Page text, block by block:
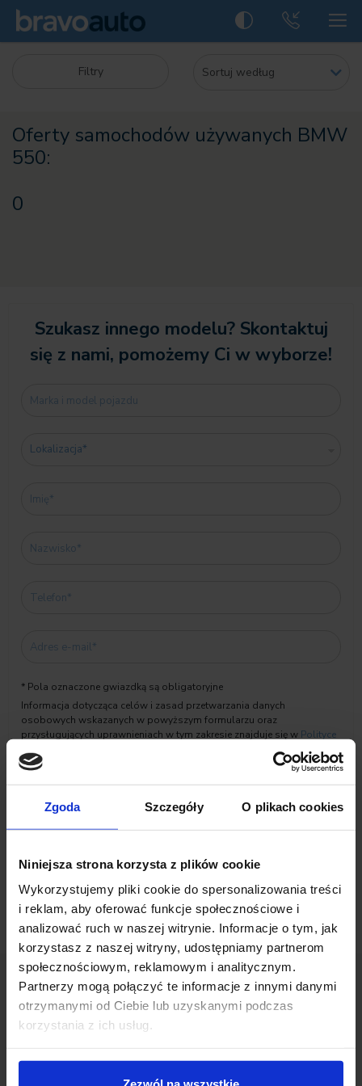
Zgoda Szczegóły O plikach cookies
Niniejsza strona korzysta z plików cookie
Wykorzystujemy pliki cookie do spersonalizowania treści
i reklam, aby oferować funkcje społecznościowe i
analizować ruch w naszej witrynie. Informacje o tym, jak
korzystasz z naszej witryny, udostępniamy partnerom
społecznościowym, reklamowym i analitycznym.
Partnerzy mogą połączyć te informacje z innymi danymi
otrzymanymi od Ciebie lub uzyskanymi podczas
korzystania z ich usług.
Filtry
Oferty samochodów używanych BMW
550:
0
Szukasz innego modelu? Skontaktuj
się z nami, pomożemy Ci w wyborze!
* Pola oznaczone gwiazdką są obligatoryjne
Informacja dotycząca celów i zasad przetwarzania danych
osobowych wskazanych w powyższym formularzu oraz
przysługujących uprawnieniach w tym zakresie znajduje się w Polityce
Opinie Klientów